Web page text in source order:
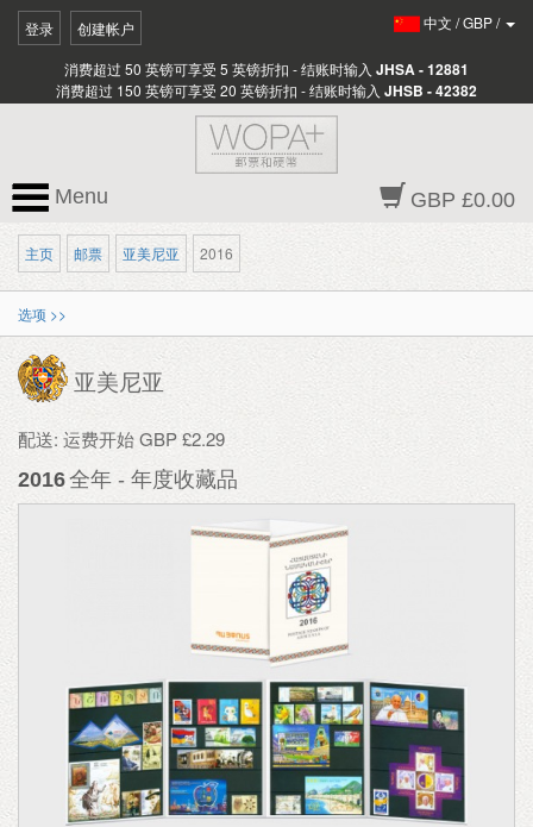
登录 创建帐户 中文 /GBP/
消费超过 50 英镑可享受 5 英镑折扣 - 结账时输入 JHSA - 12881
消费超过 150 英镑可享受 20 英镑折扣 - 结账时输入 JHSB - 42382
GBP £0.00
Menu
主页 邮票 亚美尼亚 2016
选项 >>
亚美尼亚
配送: 运费开始 GBP £2.29
2016全年 - 年度收藏品